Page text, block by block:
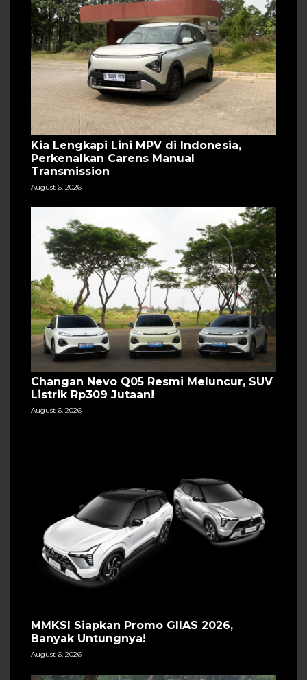
Kia Lengkapi Lini MPV di Indonesia,
Perkenalkan Carens Manual
Transmission
August 6, 2026
Changan Nevo Q05 Resmi Meluncur, SUV
Listrik Rp309 Jutaan!
August 6, 2026
MMKSI Siapkan Promo GIIAS 2026,
Banyak Untungnya!
August 6, 2026